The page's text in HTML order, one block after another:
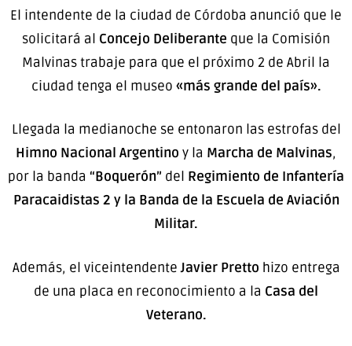
El intendente de la ciudad de Córdoba anunció que le
solicitará al Concejo Deliberante que la Comisión
Malvinas trabaje para que el próximo 2 de Abril la
ciudad tenga el museo «más grande del país».
Llegada la medianoche se entonaron las estrofas del
Himno Nacional Argentino y la Marcha de Malvinas,
por la banda “Boquerón” del Regimiento de Infantería
Paracaidistas 2 y la Banda de la Escuela de Aviación
Militar.
Además, el viceintendenteJavier Pretto hizo entrega
de una placa en reconocimiento a la Casa del
Veterano.